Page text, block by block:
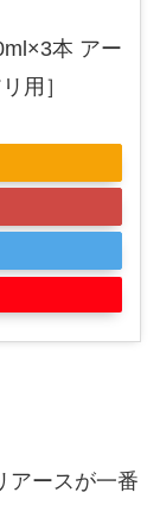
本 アー
用］
アースが一番